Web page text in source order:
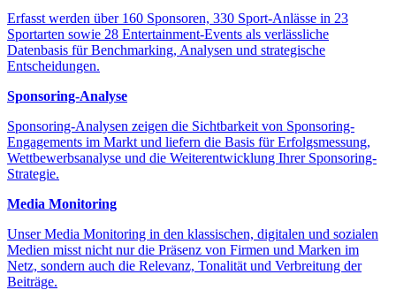
Erfasst werden über 160 Sponsoren, 330 Sport-Anlässe in 23
Sportarten sowie 28 Entertainment-Events als verlässliche
Datenbasis für Benchmarking, Analysen und strategische
Entscheidungen.
Sponsoring-Analyse
Sponsoring-Analysen zeigen die Sichtbarkeit von Sponsoring-
Engagements im Markt und liefern die Basis für Erfolgsmessung,
Wettbewerbsanalyse und die Weiterentwicklung Ihrer Sponsoring-
Strategie.
Media Monitoring
Unser Media Monitoring in den klassischen, digitalen und sozialen
Medien misst nicht nur die Präsenz von Firmen und Marken im
Netz, sondern auch die Relevanz, Tonalität und Verbreitung der
Beiträge.